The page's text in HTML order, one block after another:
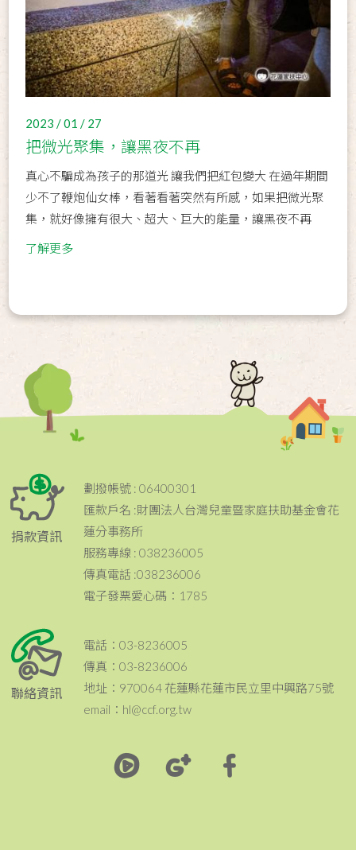
2023 / 01 / 27
把微光聚集，讓黑夜不再
真心不騙成為孩子的那道光 讓我們把紅包變大 在過年期間
少不了鞭炮仙女棒，看著看著突然有所感，如果把微光聚
集，就好像擁有很大、超大、巨大的能量，讓黑夜不再
了解更多
捐款資訊
劃撥帳號 : 06400301
匯款戶名 :財團法人台灣兒童暨家庭扶助基金會花
蓮分事務所
服務專線 : 038236005
傳真電話 :038236006
電子發票愛心碼：1785
聯絡資訊
電話：03-8236005
傳真：03-8236006
地址：970064 花蓮縣花蓮市民立里中興路75號
email：hl@ccf.org.tw